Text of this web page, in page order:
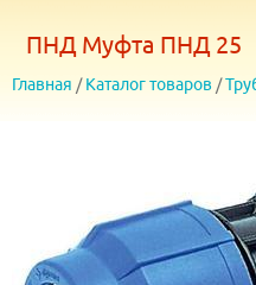
ПНД Муфта ПНД 25
Главная / Каталог товаров /